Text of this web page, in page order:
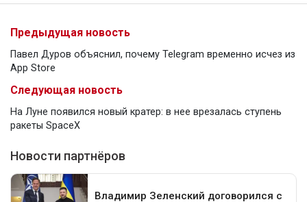
Предыдущая новость
Павел Дуров объяснил, почему Telegram временно исчез из
App Store
Следующая новость
На Луне появился новый кратер: в нее врезалась ступень
ракеты SpaceX